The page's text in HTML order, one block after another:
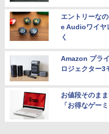
エントリーな
e Audioワイヤ
く
Amazon プラ
ロジェクター3
お値段そのま
「お得なゲー